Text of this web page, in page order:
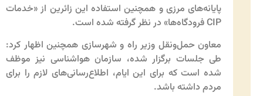
پایانه‌های مرزی و همچنین استفاده این زائرین از «خدمات
CIP فرودگاه‌ها» در نظر گرفته شده است.
معاون حمل‌ونقل وزیر راه و شهرسازی همچنین اظهار کرد:
طی جلسات برگزار شده، سازمان هواشناسی نیز موظف
شده است که برای این ایام، اطلاع‌رسانی‌های لازم را برای
مردم داشته باشد.